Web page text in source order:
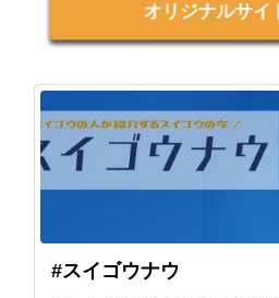
オリジナルサイ
#スイゴウナウ